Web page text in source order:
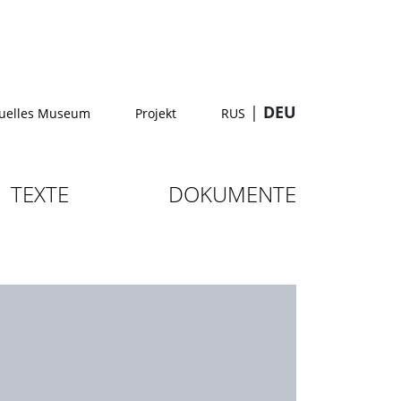
Museum Projekt RUS | DEU
TEXTE DOKUMENTE